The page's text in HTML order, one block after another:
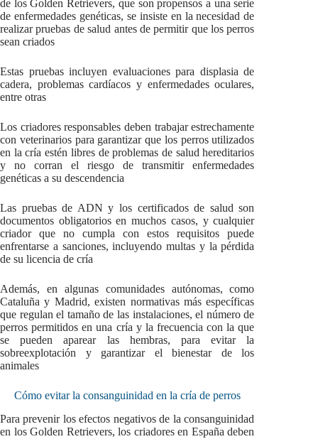
de los Golden Retrievers, que son propensos a una serie
de enfermedades genéticas, se insiste en la necesidad de
realizar pruebas de salud antes de permitir que los perros
sean criados
Estas pruebas incluyen evaluaciones para displasia de
cadera, problemas cardíacos y enfermedades oculares,
entre otras
Los criadores responsables deben trabajar estrechamente
con veterinarios para garantizar que los perros utilizados
en la cría estén libres de problemas de salud hereditarios
y no corran el riesgo de transmitir enfermedades
genéticas a su descendencia
Las pruebas de ADN y los certificados de salud son
documentos obligatorios en muchos casos, y cualquier
criador que no cumpla con estos requisitos puede
enfrentarse a sanciones, incluyendo multas y la pérdida
de su licencia de cría
Además, en algunas comunidades autónomas, como
Cataluña y Madrid, existen normativas más específicas
que regulan el tamaño de las instalaciones, el número de
perros permitidos en una cría y la frecuencia con la que
se pueden aparear las hembras, para evitar la
sobreexplotación y garantizar el bienestar de los
animales
Cómo evitar la consanguinidad en la cría de perros
Para prevenir los efectos negativos de la consanguinidad
en los Golden Retrievers, los criadores en España deben